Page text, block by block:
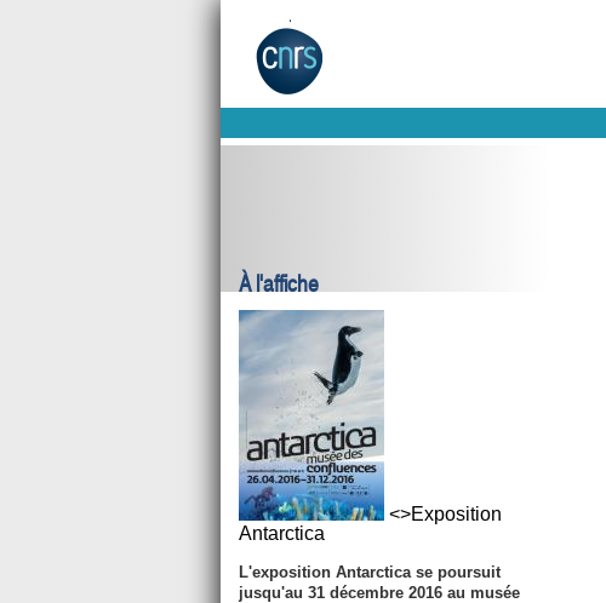
À l'affiche
<>Exposition
Antarctica
L'exposition Antarctica se poursuit
jusqu'au 31 décembre 2016 au musée